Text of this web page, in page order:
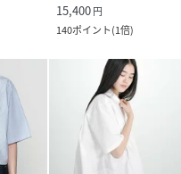
15,400円
140ポイント(1倍)